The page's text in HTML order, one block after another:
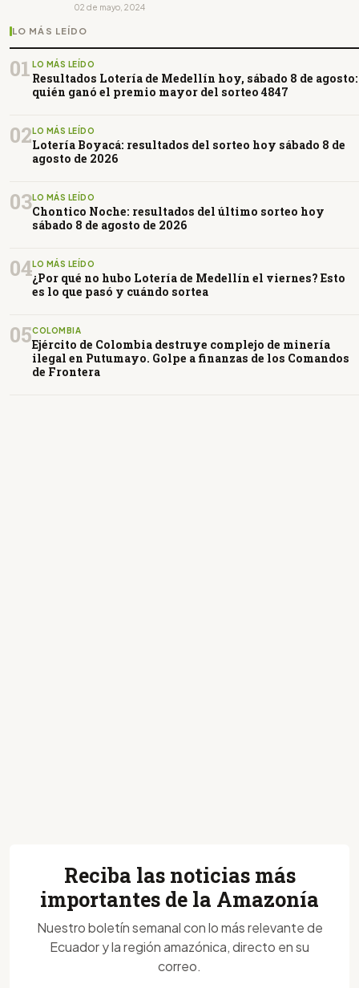
02 de mayo, 2024
LO MÁS LEÍDO
01 LO MÁS LEÍDO
Resultados Lotería de Medellín hoy, sábado 8 de agosto:
quién ganó el premio mayor del sorteo 4847
02LO MÁS LEÍDO
Lotería Boyacá: resultados del sorteo hoy sábado 8 de
agosto de 2026
03LO MÁS LEÍDO
Chontico Noche: resultados del último sorteo hoy
sábado 8 de agosto de 2026
04LO MÁS LEÍDO
¿Por qué no hubo Lotería de Medellín el viernes? Esto
es lo que pasó y cuándo sortea
05COLOMBIA
Ejército de Colombia destruye complejo de minería
ilegal en Putumayo. Golpe a finanzas de los Comandos
de Frontera
Reciba las noticias más
importantes de la Amazonía
Nuestro boletín semanal con lo más relevante de
Ecuador y la región amazónica, directo en su
correo.